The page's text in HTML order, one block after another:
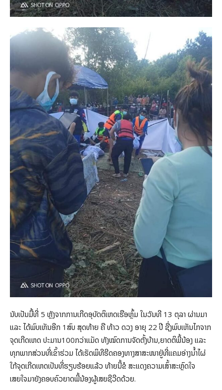
ນັບເປັນມື້ທີ່ 5 ຫຼັງຈາກການເກີດອຸບັດຕິເຫດເຮືອຫຼົ້ມ ໃນວັນທີ 13 ຕຸລາ ຜ່ານມາ
ແລະ ໄດ້ພົບເຫັນອີກ 1ສົບ ສຸດທ້າຍ ຄື ທ້າວ ດວງ ອາຍຸ 22 ປີ ຊື່ງພົບເຫັນໄກຈາກ
ຈຸດເກີດເຫດ ປະມານ100ກວ່າແມັດ ທັງໝົດການຈັດຕັ້ງບ້ານ,ຍາດຕິພີ້ນ້ອງ ແລະ
ທຸກພາກສ່ວນທີ່ເຂົ້າຮ່ວມ ໄດ້ເຮັດພິທີຮີດຄອງທາງສາສະໜາຢູ່ທີ່ແຄມອ່າງນ້ຳໄຜ່
ໃກ້ຈຸດເກີດເຫດເປັນທີ່ຮຽບຮ້ອຍແລ້ວ ທ້າຍນີ້ຂໍ ສະແດງຄວາມເສົ້າສະຫຼົດໃຈ
ເສຍໃຈມາຍັງຄອບຄົວຍາດພີ້ນ້ອງຜູ້ເສຍຊີວີດດ້ວຍ.